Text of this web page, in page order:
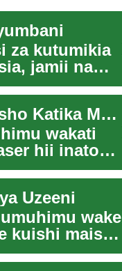
za kutumikia
jamii na
Mambo Muhimu Kuhusu Usafiri na Uhamisho Katika Mpango wa Likizo
wakati
hii inatoa
Uzeeni
wake
kuishi maisha